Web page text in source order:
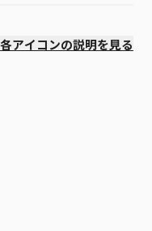
各アイコンの説明を見る